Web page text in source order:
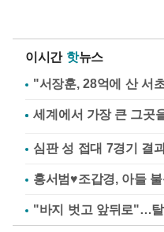
이시간 핫뉴스
"서장훈, 28억에 산 서
심판 성 접대 7경기 결
홍서범♥조갑경, 아들
"바지 벗고 앞뒤로"…